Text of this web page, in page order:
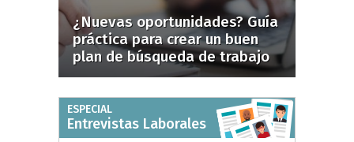
¿Nuevas oportunidades? Guía
práctica para crear un buen
plan de búsqueda de trabajo
ESPECIAL
Entrevistas Laborales